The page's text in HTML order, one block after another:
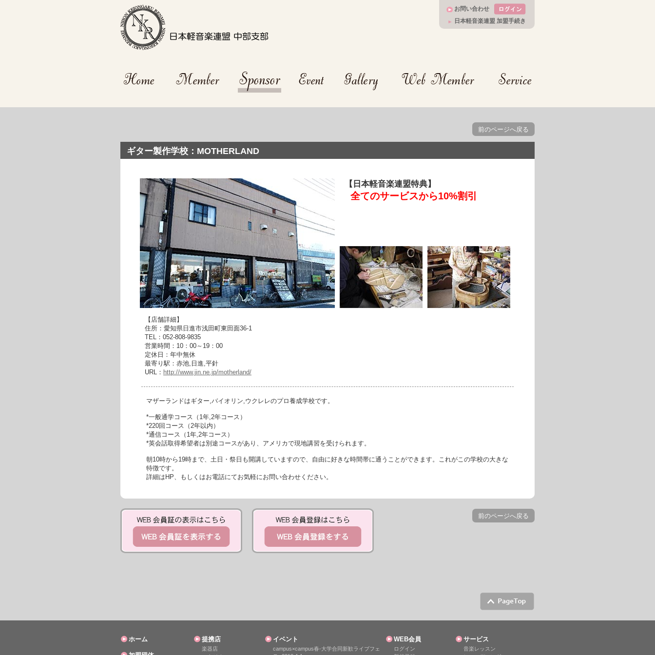
お問い合わせ
日本軽音楽連盟 加盟手続き
前のページへ戻る
ギター製作学校：MOTHERLAND
【日本軽音楽連盟特典】
全てのサービスから10%割引
【店舗詳細】
住所：愛知県日進市浅田町東田面36-1
TEL：052-808-9835
営業時間：10：00～19：00
定休日：年中無休
最寄り駅：赤池,日進,平針
URL： http://www.jin.ne.jp/motherland/
マザーランドはギター,バイオリン,ウクレレのプロ養成学校です。
*一般通学コース（1年,2年コース）
*220回コース（2年以内）
*通信コース（1年,2年コース）
*英会話取得希望者は別途コースがあり、アメリカで現地講習を受けられます。
朝10時から19時まで、土日・祭日も開講していますので、自由に好きな時間帯に通うことができます。これがこの学校の大きな
特徴です。
詳細はHP、もしくはお電話にてお気軽にお問い合わせください。
前のページへ戻る
ホーム 提携店
楽器店
イベント
campus×campus春-大学合同新歓ライブフェ
WEB会員
ログイン
サービス
音楽レッスン